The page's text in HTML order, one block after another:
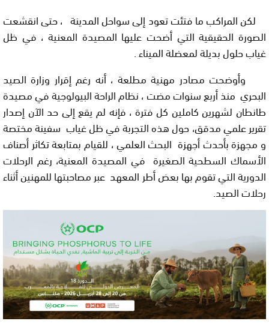
لكن المراكب ما فتئت تعود إلى سواحل المدينة ، حتى انقشعت
الصورة الحقيقية التي أضحت عليها المصيدة المعنية ، في ظل
غياب حلول بديلة لمعضلة الميناء .
وأوضحت مصادر مهنية مطلعة ، أنه رغم إقرار وزارة الصيد
البحري منذ أربع سنوات مضت ، نظام الراحة البيولوجية في مصيدة
طانطان لشهرين كاملين كل فترة ، فإنه لم يقع إلى حد الآن إصدار
تقرير علمي مدقق، حول هذه التجربة في ظل غياب سفينة مختصة
و مجهزة بأحدث أجهزة البحث العلمي ، للقيام بمتابعة تكاثر أصناف
الأسماك السطحية الصغيرة في المصيدة المعنية، رغم الرحلات
الدورية التي تقوم بها بعض أطر المعهد عبر مصاحبتها للمهنين أثناء
رحلات الصيد.